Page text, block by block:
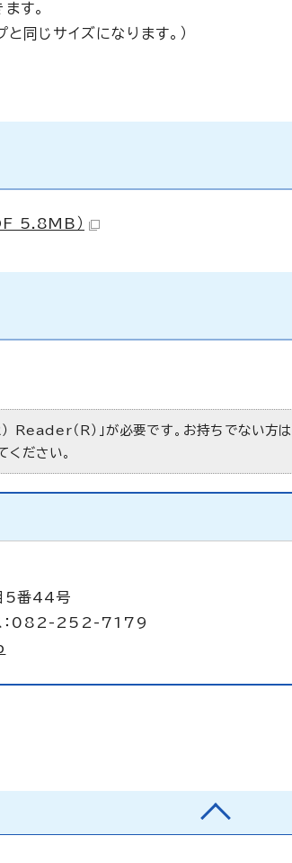
す。
同じサイズになります。）
5.8MB）
Reader（R）」が必要です。お持ちでない方は
ください。
5番44号
：082-252-7179